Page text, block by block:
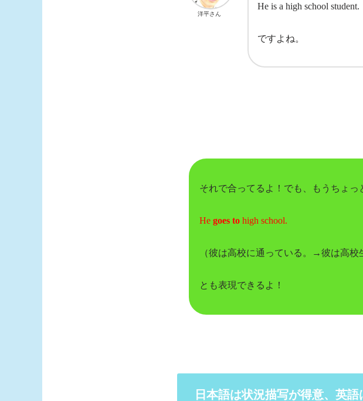
He is a high school student.
ですよね。
洋平さん
それで合ってるよ！でも、もうちょ
He goes to high school.
（彼は高校に通っている。→彼は高校
とも表現できるよ！
日本語は状況描写が得意、英